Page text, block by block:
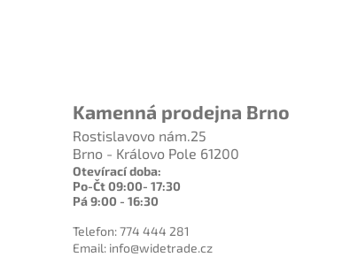
Kamenná prodejna Brno
Rostislavovo nám.25
Brno - Královo Pole 61200
Otevírací doba:
Po-Čt 09:00- 17:30
Pá 9:00 - 16:30
Telefon: 774 444 281
Email: info@widetrade.cz
Zavírací nůž Bestech Knives
Grampus G10 Black KG02A
1 491 Kč